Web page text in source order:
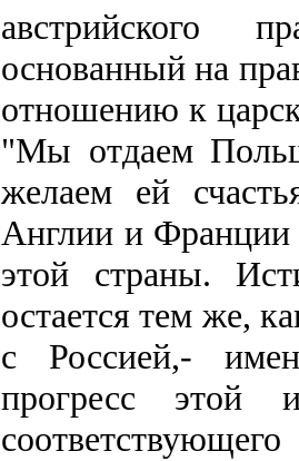
австрийского
основанный на
отношению к
"Мы отдаем
желаем ей
Англии и Франции
этой страны.
остается тем же,
с Россией,-
прогресс этой